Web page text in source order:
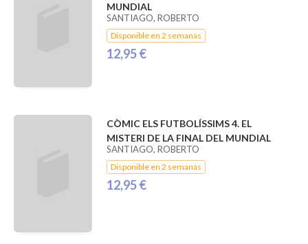
MUNDIAL
SANTIAGO, ROBERTO
Disponible en 2 semanas
12,95 €
CÒMIC ELS FUTBOLÍSSIMS 4. EL
MISTERI DE LA FINAL DEL MUNDIAL
SANTIAGO, ROBERTO
Disponible en 2 semanas
12,95 €